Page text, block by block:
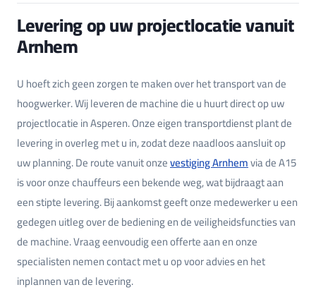
Levering op uw projectlocatie vanuit
Arnhem
U hoeft zich geen zorgen te maken over het transport van de
hoogwerker. Wij leveren de machine die u huurt direct op uw
projectlocatie in Asperen. Onze eigen transportdienst plant de
levering in overleg met u in, zodat deze naadloos aansluit op
uw planning. De route vanuit onzevestiging Arnhemvia de A15
is voor onze chauffeurs een bekende weg, wat bijdraagt aan
een stipte levering. Bij aankomst geeft onze medewerker u een
gedegen uitleg over de bediening en de veiligheidsfuncties van
de machine. Vraag eenvoudig een offerte aan en onze
specialisten nemen contact met u op voor advies en het
inplannen van de levering.